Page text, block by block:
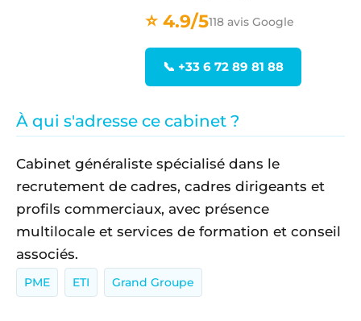
⭐ 4.9/5118 avis Google
📞 +33 6 72 89 81 88
À qui s'adresse ce cabinet ?
Cabinet généraliste spécialisé dans le
recrutement de cadres, cadres dirigeants et
profils commerciaux, avec présence
multilocale et services de formation et conseil
associés.
PME ETI Grand Groupe